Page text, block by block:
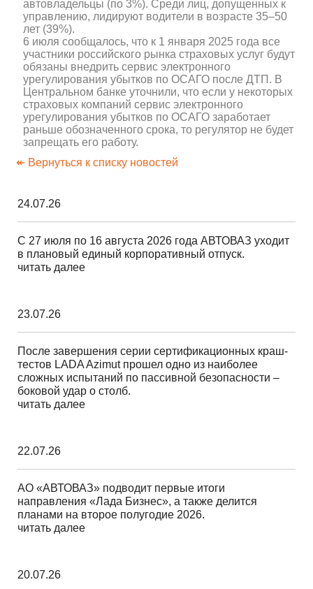
автовладельцы (по 3%). Среди лиц, допущенных к
управлению, лидируют водители в возрасте 35–50
лет (39%).
6 июля сообщалось, что к 1 января 2025 года все
участники российского рынка страховых услуг будут
обязаны внедрить сервис электронного
урегулирования убытков по ОСАГО после ДТП. В
Центральном банке уточнили, что если у некоторых
страховых компаний сервис электронного
урегулирования убытков по ОСАГО заработает
раньше обозначенного срока, то регулятор не будет
запрещать его работу.
↞ Вернуться к списку новостей
24.07.26
С 27 июля по 16 августа 2026 года АВТОВАЗ уходит
в плановый единый корпоративный отпуск.
читать далее
23.07.26
После завершения серии сертификационных краш-
тестов LADA Azimut прошел одно из наиболее
сложных испытаний по пассивной безопасности –
боковой удар о столб.
читать далее
22.07.26
АО «АВТОВАЗ» подводит первые итоги
направления «Лада Бизнес», а также делится
планами на второе полугодие 2026.
читать далее
20.07.26